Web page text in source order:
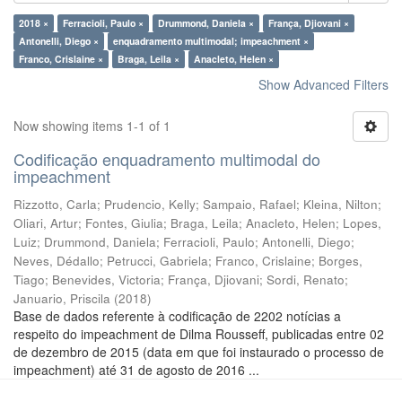
2018 × Ferracioli, Paulo × Drummond, Daniela ×
França, Djiovani ×
Antonelli, Diego ×
enquadramento multimodal; impeachment ×
Franco, Crislaine ×
Braga, Leila × Anacleto, Helen ×
Show Advanced Filters
Now showing items 1-1 of 1
Codificação enquadramento multimodal do
impeachment
Rizzotto, Carla; Prudencio, Kelly; Sampaio, Rafael; Kleina, Nilton;
Oliari, Artur; Fontes, Giulia; Braga, Leila; Anacleto, Helen; Lopes,
Luiz; Drummond, Daniela; Ferracioli, Paulo; Antonelli, Diego;
Neves, Dédallo; Petrucci, Gabriela; Franco, Crislaine; Borges,
Tiago; Benevides, Victoria; França, Djiovani; Sordi, Renato;
Januario, Priscila (2018)
Base de dados referente à codificação de 2202 notícias a
respeito do impeachment de Dilma Rousseff, publicadas entre 02
de dezembro de 2015 (data em que foi instaurado o processo de
impeachment) até 31 de agosto de 2016 ...